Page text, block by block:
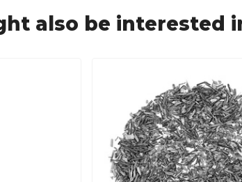
also be interested